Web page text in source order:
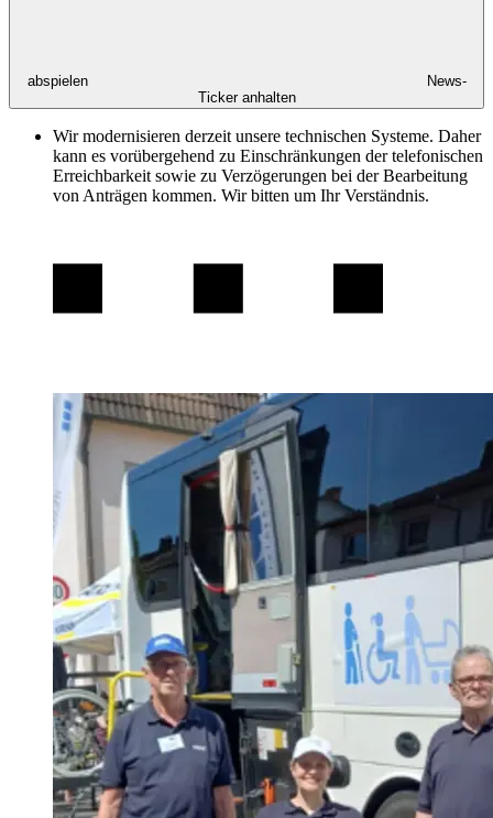
abspielen
News-
Ticker anhalten
Wir modernisieren derzeit unsere technischen Systeme. Daher
kann es vorübergehend zu Einschränkungen der telefonischen
Erreichbarkeit sowie zu Verzögerungen bei der Bearbeitung
von Anträgen kommen. Wir bitten um Ihr Verständnis.